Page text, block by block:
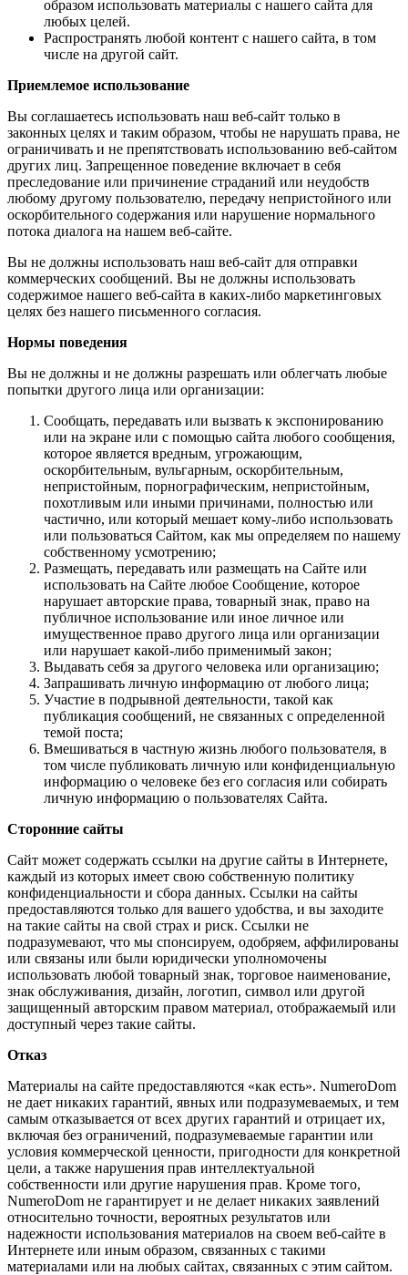
образом использовать материалы с нашего сайта для
любых целей.
Распространять любой контент с нашего сайта, в том
числе на другой сайт.
Приемлемое использование
Вы соглашаетесь использовать наш веб-сайт только в
законных целях и таким образом, чтобы не нарушать права, не
ограничивать и не препятствовать использованию веб-сайтом
других лиц. Запрещенное поведение включает в себя
преследование или причинение страданий или неудобств
любому другому пользователю, передачу непристойного или
оскорбительного содержания или нарушение нормального
потока диалога на нашем веб-сайте.
Вы не должны использовать наш веб-сайт для отправки
коммерческих сообщений. Вы не должны использовать
содержимое нашего веб-сайта в каких-либо маркетинговых
целях без нашего письменного согласия.
Нормы поведения
Вы не должны и не должны разрешать или облегчать любые
попытки другого лица или организации:
Сообщать, передавать или вызвать к экспонированию
или на экране или с помощью сайта любого сообщения,
которое является вредным, угрожающим,
оскорбительным, вульгарным, оскорбительным,
непристойным, порнографическим, непристойным,
похотливым или иными причинами, полностью или
частично, или который мешает кому-либо использовать
или пользоваться Сайтом, как мы определяем по нашему
собственному усмотрению;
Размещать, передавать или размещать на Сайте или
использовать на Сайте любое Сообщение, которое
нарушает авторские права, товарный знак, право на
публичное использование или иное личное или
имущественное право другого лица или организации
или нарушает какой-либо применимый закон;
Выдавать себя за другого человека или организацию;
Запрашивать личную информацию от любого лица;
Участие в подрывной деятельности, такой как
публикация сообщений, не связанных с определенной
темой поста;
Вмешиваться в частную жизнь любого пользователя, в
том числе публиковать личную или конфиденциальную
информацию о человеке без его согласия или собирать
личную информацию о пользователях Сайта.
Сторонние сайты
Сайт может содержать ссылки на другие сайты в Интернете,
каждый из которых имеет свою собственную политику
конфиденциальности и сбора данных. Ссылки на сайты
предоставляются только для вашего удобства, и вы заходите
на такие сайты на свой страх и риск. Ссылки не
подразумевают, что мы спонсируем, одобряем, аффилированы
или связаны или были юридически уполномочены
использовать любой товарный знак, торговое наименование,
знак обслуживания, дизайн, логотип, символ или другой
защищенный авторским правом материал, отображаемый или
доступный через такие сайты.
Отказ
Материалы на сайте предоставляются «как есть». NumeroDom
не дает никаких гарантий, явных или подразумеваемых, и тем
самым отказывается от всех других гарантий и отрицает их,
включая без ограничений, подразумеваемые гарантии или
условия коммерческой ценности, пригодности для конкретной
цели, а также нарушения прав интеллектуальной
собственности или другие нарушения прав. Кроме того,
NumeroDom не гарантирует и не делает никаких заявлений
относительно точности, вероятных результатов или
надежности использования материалов на своем веб-сайте в
Интернете или иным образом, связанных с такими
материалами или на любых сайтах, связанных с этим сайтом.